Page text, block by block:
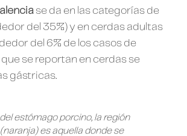
se da en las categorías de
del 35%) y en cerdas adultas
del 6% de los casos de
se reportan en cerdas se
gástricas.
estómago porcino, la región
es aquella donde se